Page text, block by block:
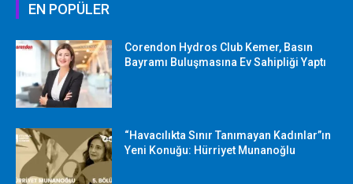
EN POPÜLER
Corendon Hydros Club Kemer, Basın
Bayramı Buluşmasına Ev Sahipliği Yaptı
“Havacılıkta Sınır Tanımayan Kadınlar”ın
Yeni Konuğu: Hürriyet Munanoğlu